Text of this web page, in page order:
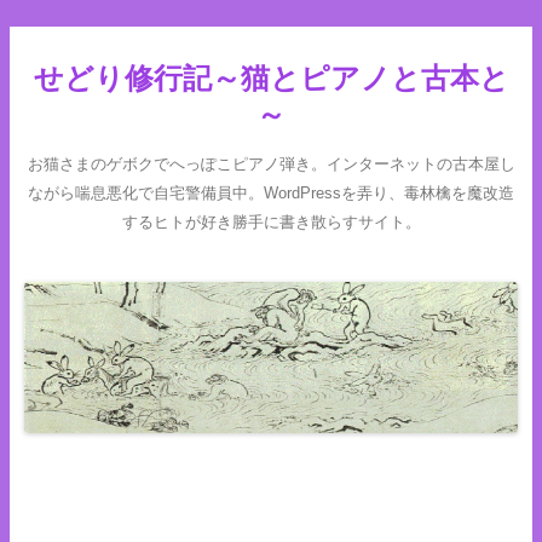
せどり修行記～猫とピアノと古本と
～
お猫さまのゲボクでへっぽこピアノ弾き。インターネットの古本屋し
ながら喘息悪化で自宅警備員中。WordPressを弄り、毒林檎を魔改造
するヒトが好き勝手に書き散らすサイト。